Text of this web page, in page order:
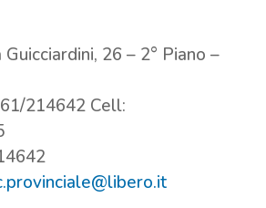
Guicciardini, 26 – 2° Piano –
214642 Cell: